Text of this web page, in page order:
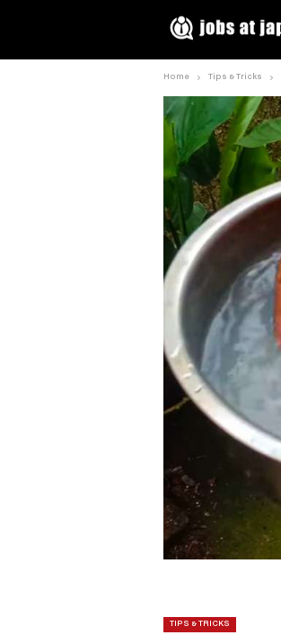
Home Tips & Tricks
TIPS & TRICKS